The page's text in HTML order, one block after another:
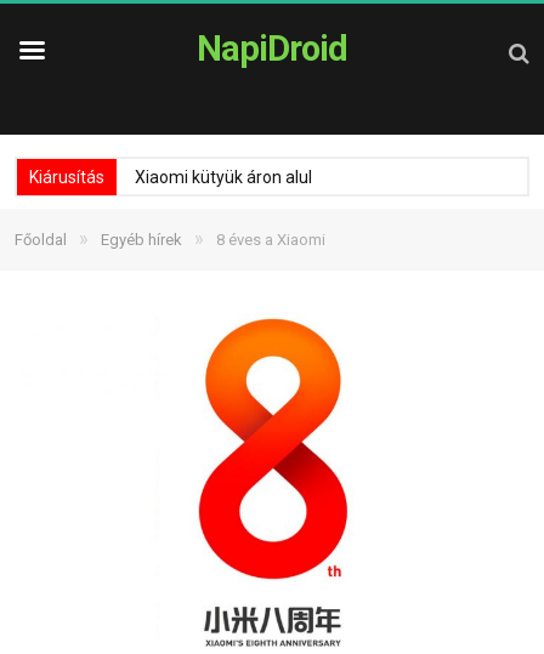
NapiDroid
Kiárusítás Xiaomi kütyük áron alul
Főoldal » Egyéb hírek » 8 éves a Xiaomi